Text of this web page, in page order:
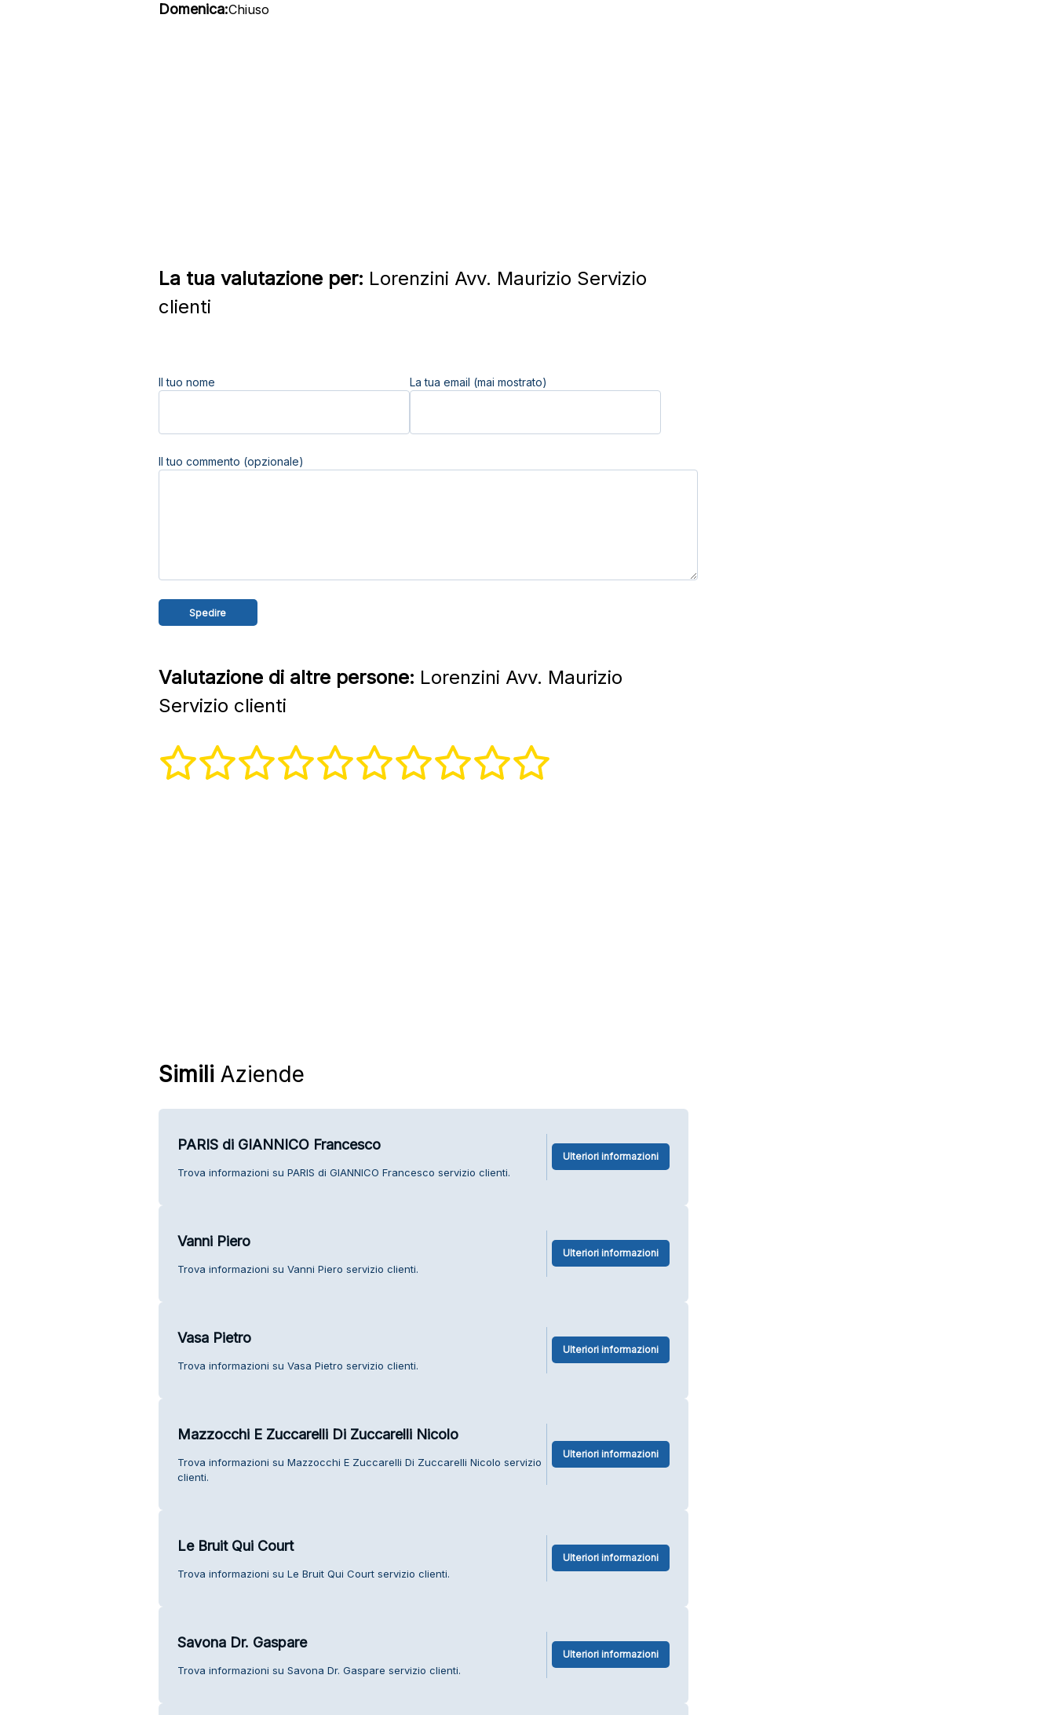
Domenica:Chiuso
La tua valutazione per: Lorenzini Avv. Maurizio Servizio
clienti
Il tuo nome La tua email (mai mostrato)
Il tuo commento (opzionale)
Valutazione di altre persone: Lorenzini Avv. Maurizio
Servizio clienti
SimiliAziende
PARIS di GIANNICO Francesco
Trova informazioni su PARIS di GIANNICO Francesco servizio clienti.
Ulteriori informazioni
Vanni Piero
Trova informazioni su Vanni Piero servizio clienti.
Ulteriori informazioni
Vasa Pietro
Trova informazioni su Vasa Pietro servizio clienti.
Ulteriori informazioni
Mazzocchi E Zuccarelli Di Zuccarelli Nicolo
Trova informazioni su Mazzocchi E Zuccarelli Di Zuccarelli Nicolo servizio
clienti.
Ulteriori informazioni
Le Bruit Qui Court
Trova informazioni su Le Bruit Qui Court servizio clienti.
Ulteriori informazioni
Savona Dr. Gaspare
Trova informazioni su Savona Dr. Gaspare servizio clienti.
Ulteriori informazioni